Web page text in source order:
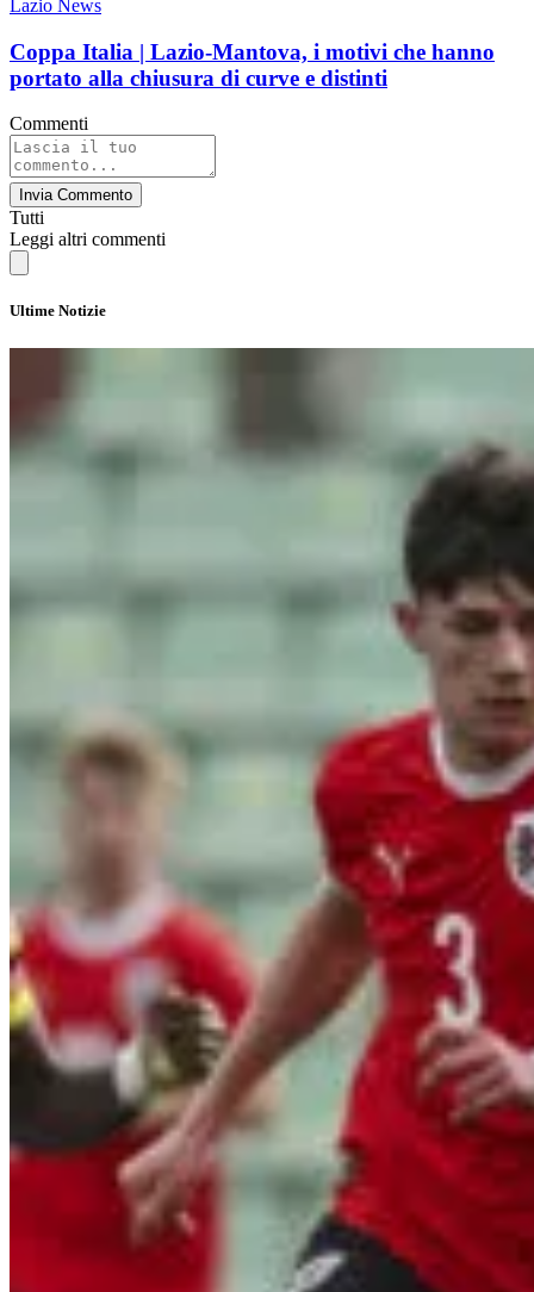
Lazio News
Coppa Italia | Lazio-Mantova, i motivi che hanno
portato alla chiusura di curve e distinti
Commenti
Invia Commento
Tutti
Leggi altri commenti
Ultime Notizie